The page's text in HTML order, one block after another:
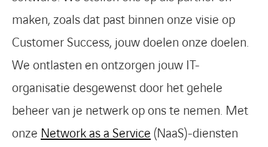
maken, zoals dat past binnen onze visie op
Customer Success, jouw doelen onze doelen.
We ontlasten en ontzorgen jouw IT-
organisatie desgewenst door het gehele
beheer van je netwerk op ons te nemen. Met
onze Network as a Service (NaaS)-diensten